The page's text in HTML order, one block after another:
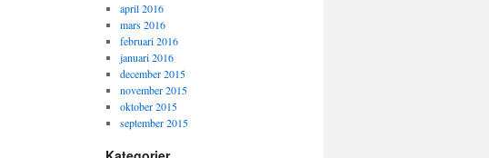
april 2016
mars 2016
februari 2016
januari 2016
december 2015
november 2015
oktober 2015
september 2015